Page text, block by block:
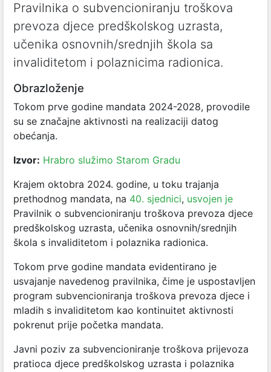
Pravilnika o subvencioniranju troškova
prevoza djece predškolskog uzrasta,
učenika osnovnih/srednjih škola sa
invaliditetom i polaznicima radionica.
Obrazloženje
Tokom prve godine mandata 2024-2028, provodile
su se značajne aktivnosti na realizaciji datog
obećanja.
Izvor: Hrabro služimo Starom Gradu
Krajem oktobra 2024. godine, u toku trajanja
prethodnog mandata, na 40. sjednici, usvojen je
Pravilnik o subvencioniranju troškova prevoza djece
predškolskog uzrasta, učenika osnovnih/srednjih
škola s invaliditetom i polaznika radionica.
Tokom prve godine mandata evidentirano je
usvajanje navedenog pravilnika, čime je uspostavljen
program subvencioniranja troškova prevoza djece i
mladih s invaliditetom kao kontinuitet aktivnosti
pokrenut prije početka mandata.
Javni poziv za subvencioniranje troškova prijevoza
pratioca djece predškolskog uzrasta i polaznika